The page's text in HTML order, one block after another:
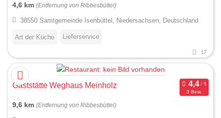
4,6 km (Entfernung von Ribbesbüttel)
38550 Samtgemeinde Isenbüttel, Niedersachsen, Deutschland
Art der Küche Lieferservice
17
Gaststätte Weghaus Meinholz
3 Bew.
9,6 km (Entfernung von Ribbesbüttel)